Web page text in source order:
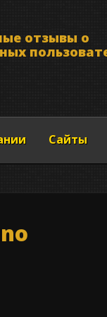
ые отзывы о
ных пользоват
Сайты